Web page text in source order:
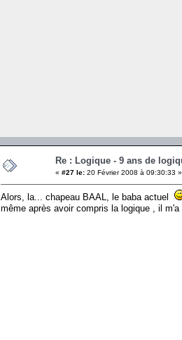
Re : Logique - 9 ans de
« #27 le: 20 Février 2008 à 09:30:33 »
Alors, la... chapeau BAAL, le baba actuel
même après avoir compris la logique , il